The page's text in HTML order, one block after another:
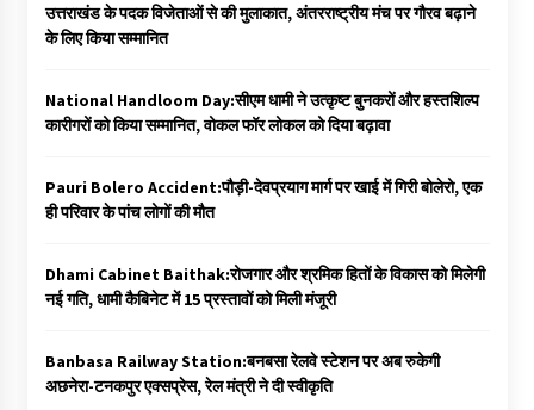
उत्तराखंड के पदक विजेताओं से की मुलाकात, अंतरराष्ट्रीय मंच पर गौरव बढ़ाने
के लिए किया सम्मानित
National Handloom Day:सीएम धामी ने उत्कृष्ट बुनकरों और हस्तशिल्प
कारीगरों को किया सम्मानित, वोकल फॉर लोकल को दिया बढ़ावा
Pauri Bolero Accident:पौड़ी-देवप्रयाग मार्ग पर खाई में गिरी बोलेरो, एक
ही परिवार के पांच लोगों की मौत
Dhami Cabinet Baithak:रोजगार और श्रमिक हितों के विकास को मिलेगी
नई गति, धामी कैबिनेट में 15 प्रस्तावों को मिली मंजूरी
Banbasa Railway Station:बनबसा रेलवे स्टेशन पर अब रुकेगी
अछनेरा-टनकपुर एक्सप्रेस, रेल मंत्री ने दी स्वीकृति